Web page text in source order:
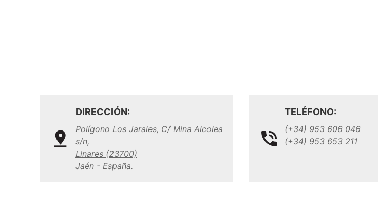
DIRECCIÓN:
Polígono Los Jarales, C/ Mina Alcolea
s/n,
Linares (23700)
Jaén - España.
TELÉFONO:
(+34) 953 606 046
(+34) 953 653 211